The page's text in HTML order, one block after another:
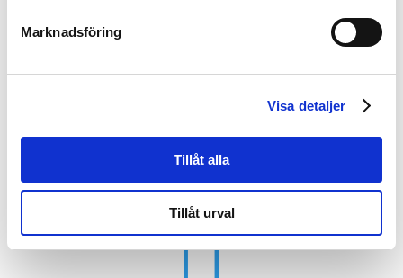
Marknadsföring
Visa detaljer
Tillåt alla
Tillåt urval


